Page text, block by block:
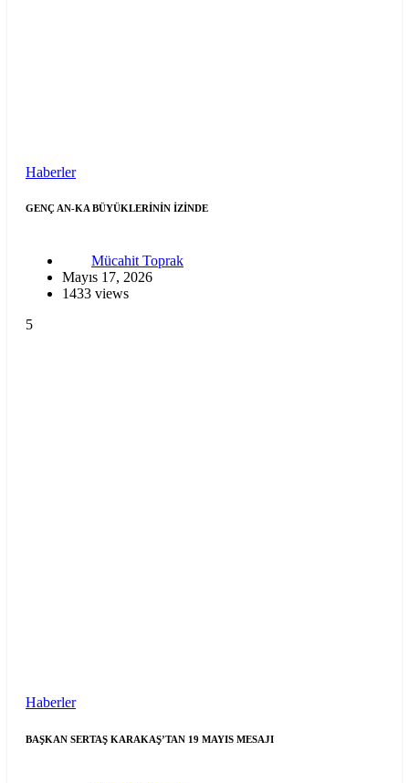
Haberler
GENÇ AN-KA BÜYÜKLERİNİN İZİNDE
Mücahit Toprak
Mayıs 17, 2026
1433 views
5
Haberler
BAŞKAN SERTAŞ KARAKAŞ’TAN 19 MAYIS MESAJI